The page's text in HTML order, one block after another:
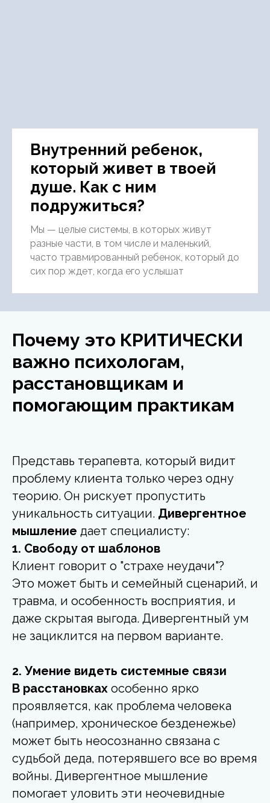
Внутренний ребенок,
который живет в твоей
душе. Как с ним
подружиться?
Мы — целые системы, в которых живут
разные части, в том числе и маленький,
часто травмированный ребенок, который до
сих пор ждет, когда его услышат
Почему это КРИТИЧЕСКИ
важно психологам,
расстановщикам и
помогающим практикам
Представь терапевта, который видит
проблему клиента только через одну
теорию. Он рискует пропустить
уникальность ситуации. Дивергентное
мышление дает специалисту:
1. Свободу от шаблонов
Клиент говорит о "страхе неудачи"?
Это может быть и семейный сценарий, и
травма, и особенность восприятия, и
даже скрытая выгода. Дивергентный ум
не зациклится на первом варианте.
2. Умение видеть системные связи
В расстановках особенно ярко
проявляется, как проблема человека
(например, хроническое безденежье)
может быть неосознанно связана с
судьбой деда, потерявшего все во время
войны. Дивергентное мышление
помогает уловить эти неочевидные